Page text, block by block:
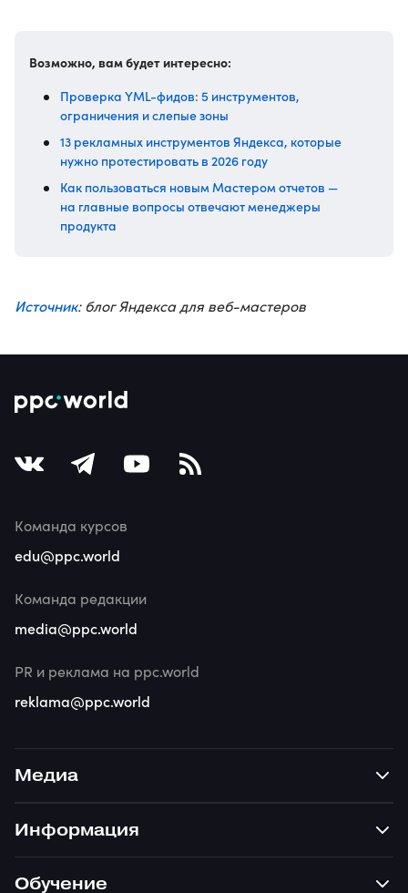
Возможно, вам будет интересно:
Проверка YML-фидов: 5 инструментов,
ограничения и слепые зоны
13 рекламных инструментов Яндекса, которые
нужно протестировать в 2026 году
Как пользоваться новым Мастером отчетов —
на главные вопросы отвечают менеджеры
продукта
Источник: блог Яндекса для веб-мастеров
Медиа
Информация
Обучение
Команда курсов
edu@ppc.world
Команда редакции
media@ppc.world
PR и реклама на ppc.world
reklama@ppc.world